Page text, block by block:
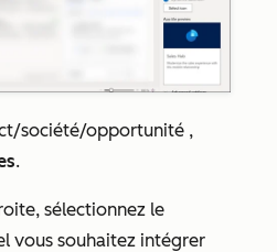
société/opportunité ,
.
sélectionnez le
vous souhaitez intégrer